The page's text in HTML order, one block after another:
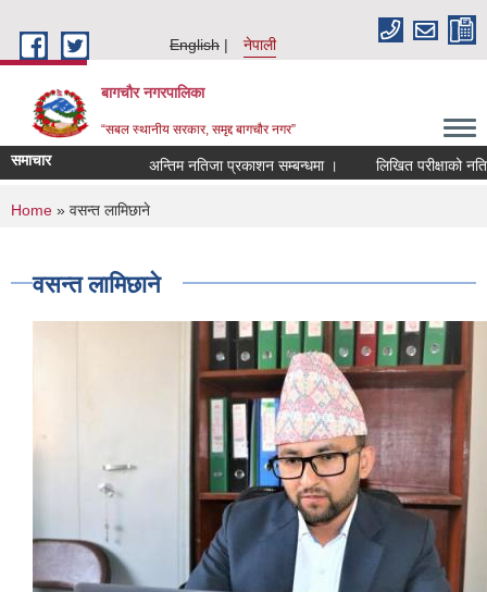
English
नेपाली
बागचौर नगरपालिका
“सबल स्थानीय सरकार, समृद्द बागचौर नगर”
समाचार अन्तिम नतिजा प्रकाशन सम्बन्धमा । लिखित परीक्षाको
You are here
Home » वसन्त लामिछाने
वसन्त लामिछाने